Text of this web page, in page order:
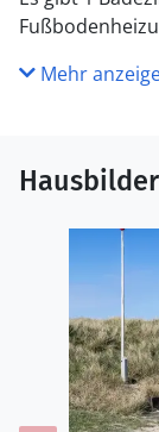
Draußen
100 m. Die
entfernt. Es
Verfügung.
Einrichtung
Das
Schlafplätze
(4-11 Jahre).
von 33 m²
Mehr
Hausbilder